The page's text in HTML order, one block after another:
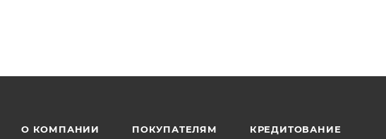
О КОМПАНИИ ПОКУПАТЕЛЯМ КРЕДИТОВАНИЕ